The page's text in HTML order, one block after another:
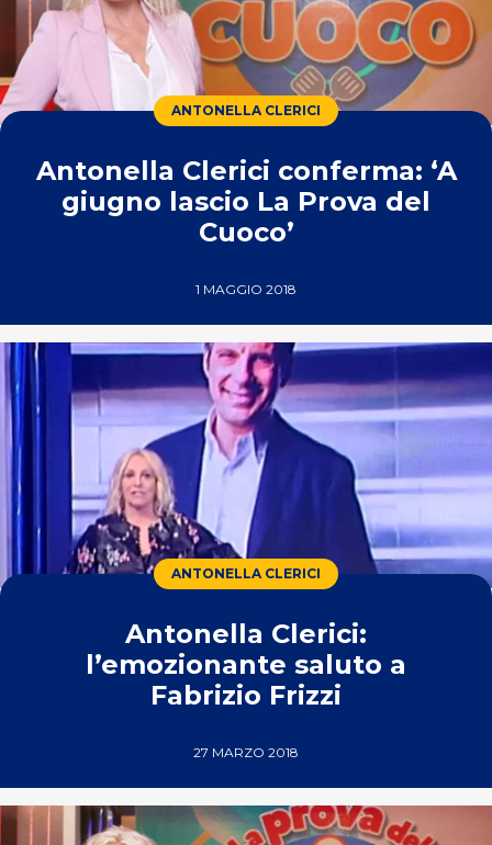
ANTONELLA CLERICI
Antonella Clerici conferma: ‘A
giugno lascio La Prova del
Cuoco’
1 MAGGIO 2018
ANTONELLA CLERICI
Antonella Clerici:
l’emozionante saluto a
Fabrizio Frizzi
27 MARZO 2018